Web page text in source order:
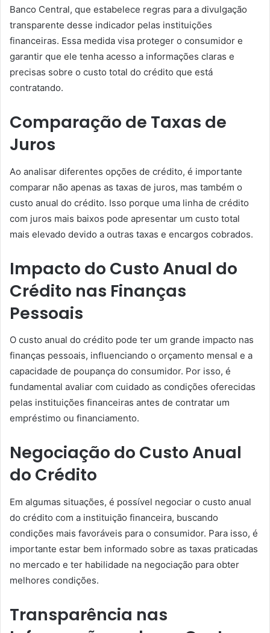
Banco Central, que estabelece regras para a divulgação
transparente desse indicador pelas instituições
financeiras. Essa medida visa proteger o consumidor e
garantir que ele tenha acesso a informações claras e
precisas sobre o custo total do crédito que está
contratando.
Comparação de Taxas de
Juros
Ao analisar diferentes opções de crédito, é importante
comparar não apenas as taxas de juros, mas também o
custo anual do crédito. Isso porque uma linha de crédito
com juros mais baixos pode apresentar um custo total
mais elevado devido a outras taxas e encargos cobrados.
Impacto do Custo Anual do
Crédito nas Finanças
Pessoais
O custo anual do crédito pode ter um grande impacto nas
finanças pessoais, influenciando o orçamento mensal e a
capacidade de poupança do consumidor. Por isso, é
fundamental avaliar com cuidado as condições oferecidas
pelas instituições financeiras antes de contratar um
empréstimo ou financiamento.
Negociação do Custo Anual
do Crédito
Em algumas situações, é possível negociar o custo anual
do crédito com a instituição financeira, buscando
condições mais favoráveis para o consumidor. Para isso, é
importante estar bem informado sobre as taxas praticadas
no mercado e ter habilidade na negociação para obter
melhores condições.
Transparência nas